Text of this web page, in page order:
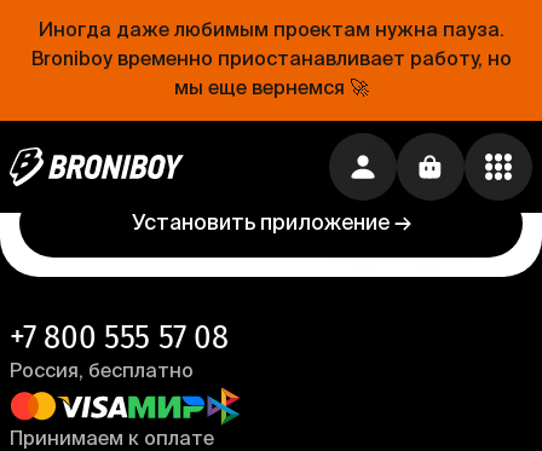
Иногда даже любимым проектам нужна пауза.
Broniboy временно приостанавливает работу, но
мы еще вернемся 🚀
Проще, чем открыть холодильник
Broniboy и закажи еду из любимого ресторана
прямо сейчас!
Установить приложение →
+7 800 555 57 08
Россия, бесплатно
Принимаем к оплате